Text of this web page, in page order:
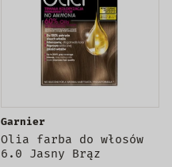
Garnier
Olia farba do włosów
6.0 Jasny Brąz